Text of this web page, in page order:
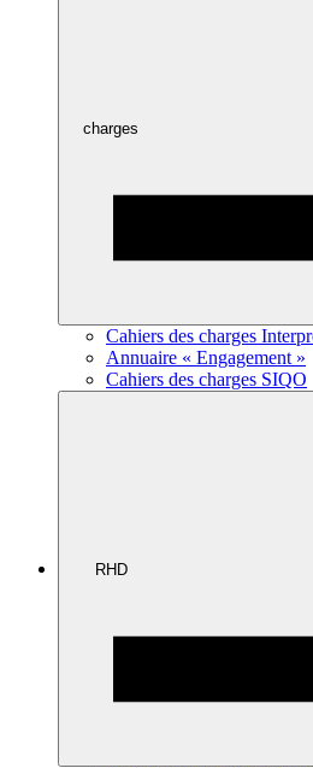
charges
Cahiers des charges
Annuaire « Engagement »
Cahiers des charges SIQO
RHD